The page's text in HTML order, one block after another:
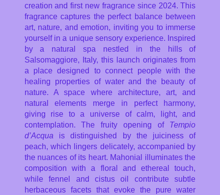
creation and first new fragrance since 2024. This
fragrance captures the perfect balance between
art, nature, and emotion, inviting you to immerse
yourself in a unique sensory experience. Inspired
by a natural spa nestled in the hills of
Salsomaggiore, Italy, this launch originates from
a place designed to connect people with the
healing properties of water and the beauty of
nature. A space where architecture, art, and
natural elements merge in perfect harmony,
giving rise to a universe of calm, light, and
contemplation. The fruity opening of Tempio
d’Acquais distinguished by the juiciness of
peach, which lingers delicately, accompanied by
the nuances of its heart. Mahonial illuminates the
composition with a floral and ethereal touch,
while fennel and cistus oil contribute subtle
herbaceous facets that evoke the pure water